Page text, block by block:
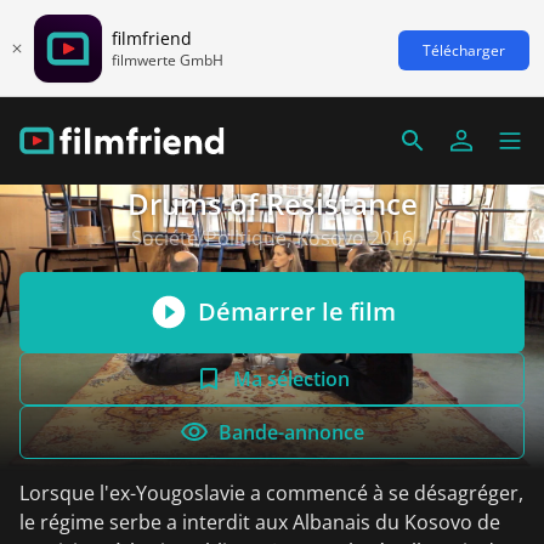
filmfriend
filmwerte GmbH Télécharger
Drums of Resistance
Société/Politique, Kosovo 2016
Démarrer le film
Ma sélection
Bande-annonce
Lorsque l'ex-Yougoslavie a commencé à se désagréger,
le régime serbe a interdit aux Albanais du Kosovo de